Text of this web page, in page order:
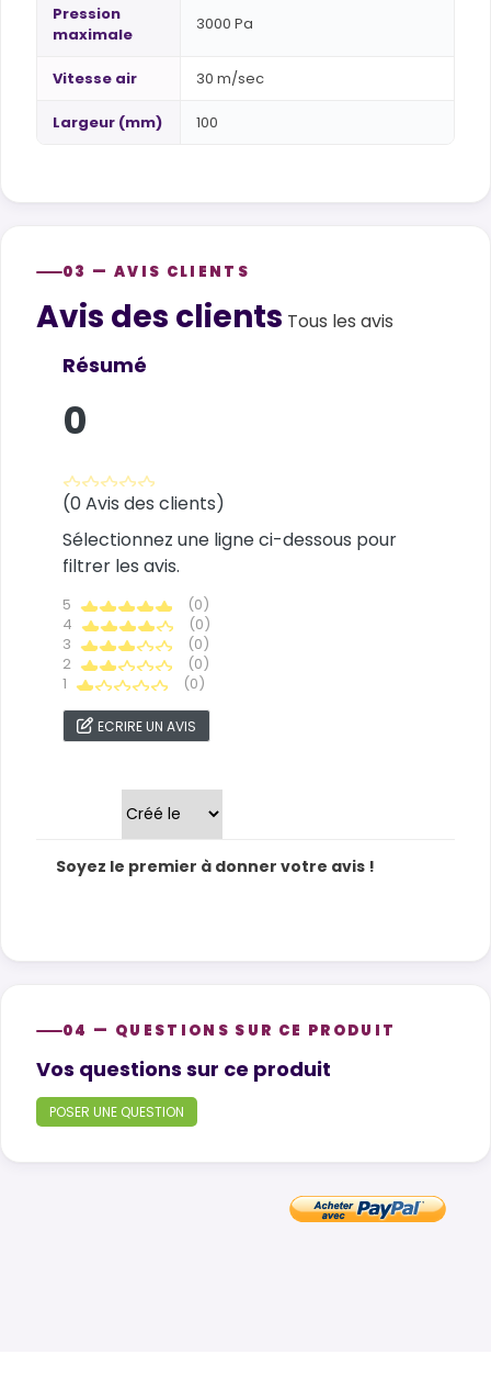
Pression
maximale
3000 Pa
Vitesse air 30 m/sec
Largeur (mm) 100
03 — AVIS CLIENTS
Customer reviews
Avis des clients Tous les avis
Résumé
0
(0 Avis des clients)
Sélectionnez une ligne ci-dessous pour
filtrer les avis.
5
(0)
4
(0)
3
(0)
2
(0)
1
(0)
ECRIRE UN AVIS
Soyez le premier à donner votre avis !
04 — QUESTIONS SUR CE PRODUIT
Product questions
Vos questions sur ce produit
POSER UNE QUESTION